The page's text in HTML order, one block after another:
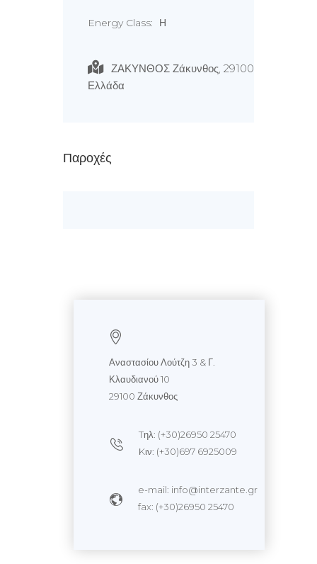
Energy Class: Η
ΖΑΚΥΝΘΟΣ Ζάκυνθος, 29100
Ελλάδα
Παροχές
Αναστασίου Λούτζη 3 & Γ.
Κλαυδιανού 10
29100 Ζάκυνθος
Tηλ: (+30)26950 25470
Kιν: (+30)697 6925009
e-mail: info@interzante.gr
fax: (+30)26950 25470